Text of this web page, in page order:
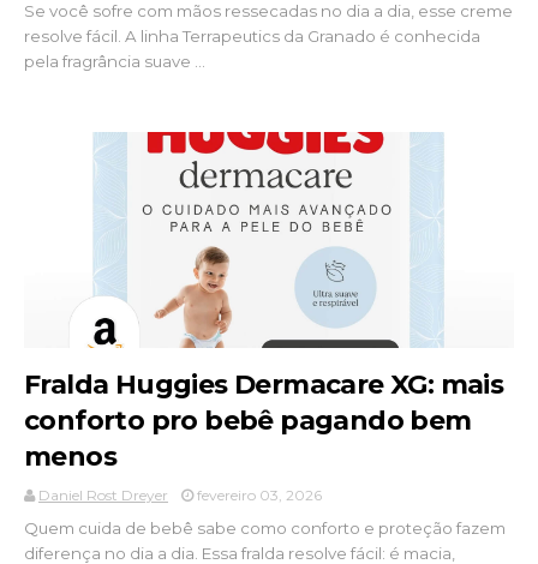
Se você sofre com mãos ressecadas no dia a dia, esse creme
resolve fácil. A linha Terrapeutics da Granado é conhecida
pela fragrância suave ...
Fralda Huggies Dermacare XG: mais
conforto pro bebê pagando bem
menos
Daniel Rost Dreyer fevereiro 03, 2026
Quem cuida de bebê sabe como conforto e proteção fazem
diferença no dia a dia. Essa fralda resolve fácil: é macia,